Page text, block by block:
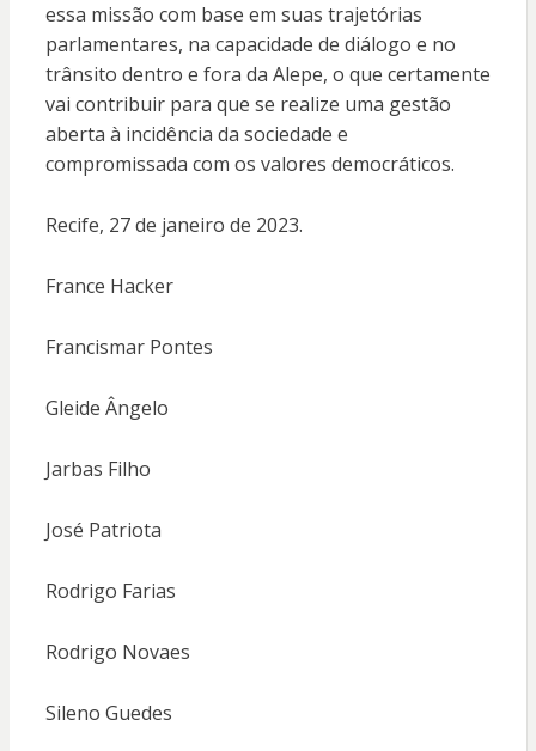
essa missão com base em suas trajetórias
parlamentares, na capacidade de diálogo e no
trânsito dentro e fora da Alepe, o que certamente
vai contribuir para que se realize uma gestão
aberta à incidência da sociedade e
compromissada com os valores democráticos.
Recife, 27 de janeiro de 2023.
France Hacker
Francismar Pontes
Gleide Ângelo
Jarbas Filho
José Patriota
Rodrigo Farias
Rodrigo Novaes
Sileno Guedes